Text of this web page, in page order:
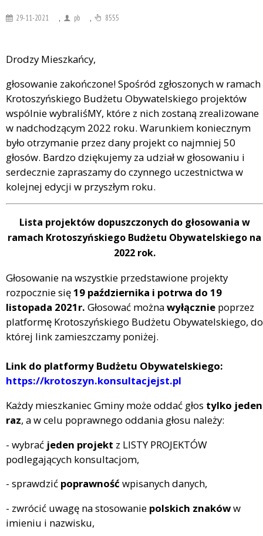
29-11-2021 pb 8555
Drodzy Mieszkańcy,
głosowanie zakończone! Spośród zgłoszonych w ramach
Krotoszyńskiego Budżetu Obywatelskiego projektów
wspólnie wybraliśMY, które z nich zostaną zrealizowane
w nadchodzącym 2022 roku. Warunkiem koniecznym
było otrzymanie przez dany projekt co najmniej 50
głosów. Bardzo dziękujemy za udział w głosowaniu i
serdecznie zapraszamy do czynnego uczestnictwa w
kolejnej edycji w przyszłym roku.
Lista projektów dopuszczonych do głosowania w
ramach Krotoszyńskiego Budżetu Obywatelskiego na
2022 rok.
Głosowanie na wszystkie przedstawione projekty
rozpocznie się19 października i potrwa do 19
listopada 2021r. Głosować możnawyłącznie poprzez
platformę Krotoszyńskiego Budżetu Obywatelskiego, do
której link zamieszczamy poniżej.
Link do platformy Budżetu Obywatelskiego:
https://krotoszyn.konsultacjejst.pl
Każdy mieszkaniec Gminy może oddać głos tylko jeden
raz, a w celu poprawnego oddania głosu należy:
- wybrać jeden projekt z LISTY PROJEKTÓW
podlegających konsultacjom,
- sprawdzić poprawność wpisanych danych,
- zwrócić uwagę na stosowanie polskich znakóww
imieniu i nazwisku,